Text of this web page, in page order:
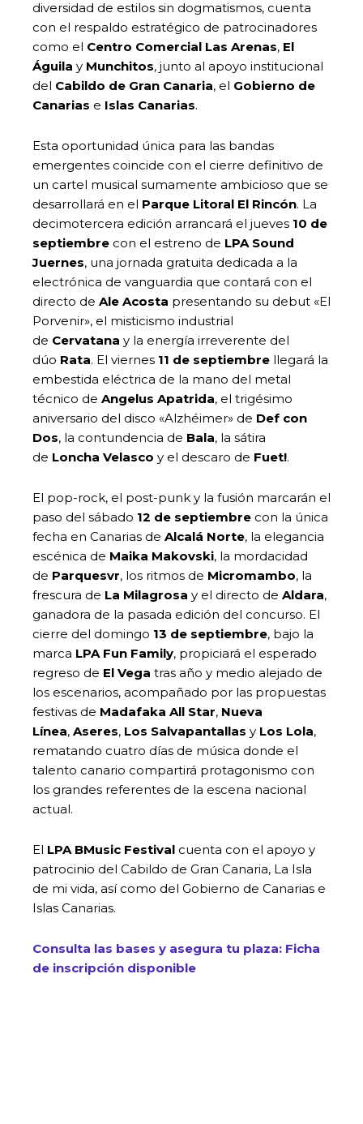
diversidad de estilos sin dogmatismos, cuenta
con el respaldo estratégico de patrocinadores
como el Centro Comercial Las Arenas, El
Águila y Munchitos, junto al apoyo institucional
del Cabildo de Gran Canaria, el Gobierno de
Canarias e Islas Canarias.
Esta oportunidad única para las bandas
emergentes coincide con el cierre definitivo de
un cartel musical sumamente ambicioso que se
desarrollará en el Parque Litoral El Rincón. La
decimotercera edición arrancará el jueves 10 de
septiembre con el estreno de LPA Sound
Juernes, una jornada gratuita dedicada a la
electrónica de vanguardia que contará con el
directo de Ale Acosta presentando su debut «El
Porvenir», el misticismo industrial
de Cervatana y la energía irreverente del
dúo Rata. El viernes 11 de septiembre llegará la
embestida eléctrica de la mano del metal
técnico de Angelus Apatrida, el trigésimo
aniversario del disco «Alzhéimer» de Def con
Dos, la contundencia de Bala, la sátira
de Loncha Velasco y el descaro de Fuet!.
El pop-rock, el post-punk y la fusión marcarán el
paso del sábado 12 de septiembre con la única
fecha en Canarias de Alcalá Norte, la elegancia
escénica de Maika Makovski, la mordacidad
de Parquesvr, los ritmos de Micromambo, la
frescura de La Milagrosa y el directo de Aldara,
ganadora de la pasada edición del concurso. El
cierre del domingo 13 de septiembre, bajo la
marca LPA Fun Family, propiciará el esperado
regreso de El Vega tras año y medio alejado de
los escenarios, acompañado por las propuestas
festivas de Madafaka All Star, Nueva
Línea, Aseres, Los Salvapantallas y Los Lola,
rematando cuatro días de música donde el
talento canario compartirá protagonismo con
los grandes referentes de la escena nacional
actual.
El LPA BMusic Festival cuenta con el apoyo y
patrocinio del Cabildo de Gran Canaria, La Isla
de mi vida, así como del Gobierno de Canarias e
Islas Canarias.
Consulta las bases y asegura tu plaza: Ficha
de inscripción disponible